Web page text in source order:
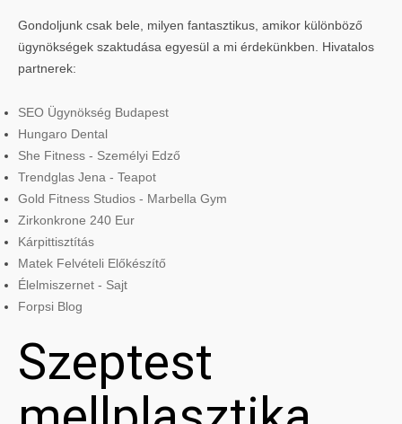
Gondoljunk csak bele, milyen fantasztikus, amikor különböző
ügynökségek szaktudása egyesül a mi érdekünkben. Hivatalos
partnerek:
SEO Ügynökség Budapest
Hungaro Dental
She Fitness - Személyi Edző
Trendglas Jena - Teapot
Gold Fitness Studios - Marbella Gym
Zirkonkrone 240 Eur
Kárpittisztítás
Matek Felvételi Előkészítő
Élelmiszernet - Sajt
Forpsi Blog
Szeptest